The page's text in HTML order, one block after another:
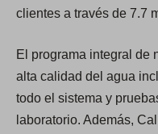
clientes a través de 7.7
El programa integral de
alta calidad del agua
todo el sistema y
laboratorio. Además,